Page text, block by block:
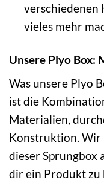
verschiedenen
vieles mehr
Unsere Plyo Box:
Was unsere Plyo
ist die
Materialien,
Konstruktion. Wir
dieser Sprungbox
dir ein Produkt zu